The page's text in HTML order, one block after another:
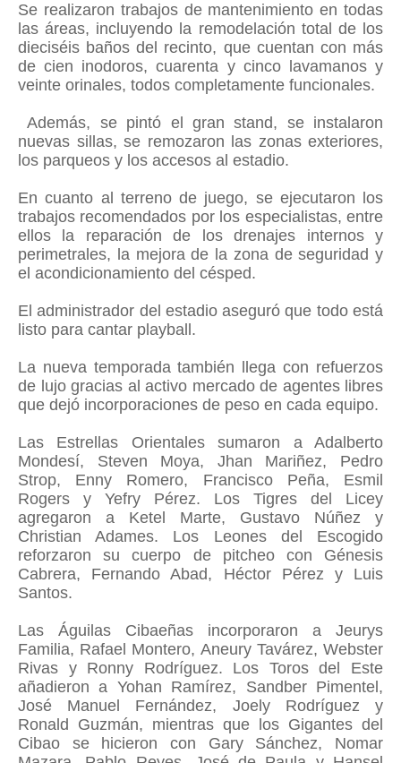
Se realizaron trabajos de mantenimiento en todas
las áreas, incluyendo la remodelación total de los
dieciséis baños del recinto, que cuentan con más
de cien inodoros, cuarenta y cinco lavamanos y
veinte orinales, todos completamente funcionales.
Además, se pintó el gran stand, se instalaron
nuevas sillas, se remozaron las zonas exteriores,
los parqueos y los accesos al estadio.
En cuanto al terreno de juego, se ejecutaron los
trabajos recomendados por los especialistas, entre
ellos la reparación de los drenajes internos y
perimetrales, la mejora de la zona de seguridad y
el acondicionamiento del césped.
El administrador del estadio aseguró que todo está
listo para cantar playball.
La nueva temporada también llega con refuerzos
de lujo gracias al activo mercado de agentes libres
que dejó incorporaciones de peso en cada equipo.
Las Estrellas Orientales sumaron a Adalberto
Mondesí, Steven Moya, Jhan Mariñez, Pedro
Strop, Enny Romero, Francisco Peña, Esmil
Rogers y Yefry Pérez. Los Tigres del Licey
agregaron a Ketel Marte, Gustavo Núñez y
Christian Adames. Los Leones del Escogido
reforzaron su cuerpo de pitcheo con Génesis
Cabrera, Fernando Abad, Héctor Pérez y Luis
Santos.
Las Águilas Cibaeñas incorporaron a Jeurys
Familia, Rafael Montero, Aneury Tavárez, Webster
Rivas y Ronny Rodríguez. Los Toros del Este
añadieron a Yohan Ramírez, Sandber Pimentel,
José Manuel Fernández, Joely Rodríguez y
Ronald Guzmán, mientras que los Gigantes del
Cibao se hicieron con Gary Sánchez, Nomar